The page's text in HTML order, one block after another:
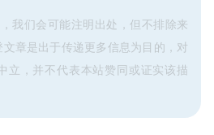
我们会可能注明出处，但不排除来
章是出于传递更多信息为目的，对
立，并不代表本站赞同或证实该描